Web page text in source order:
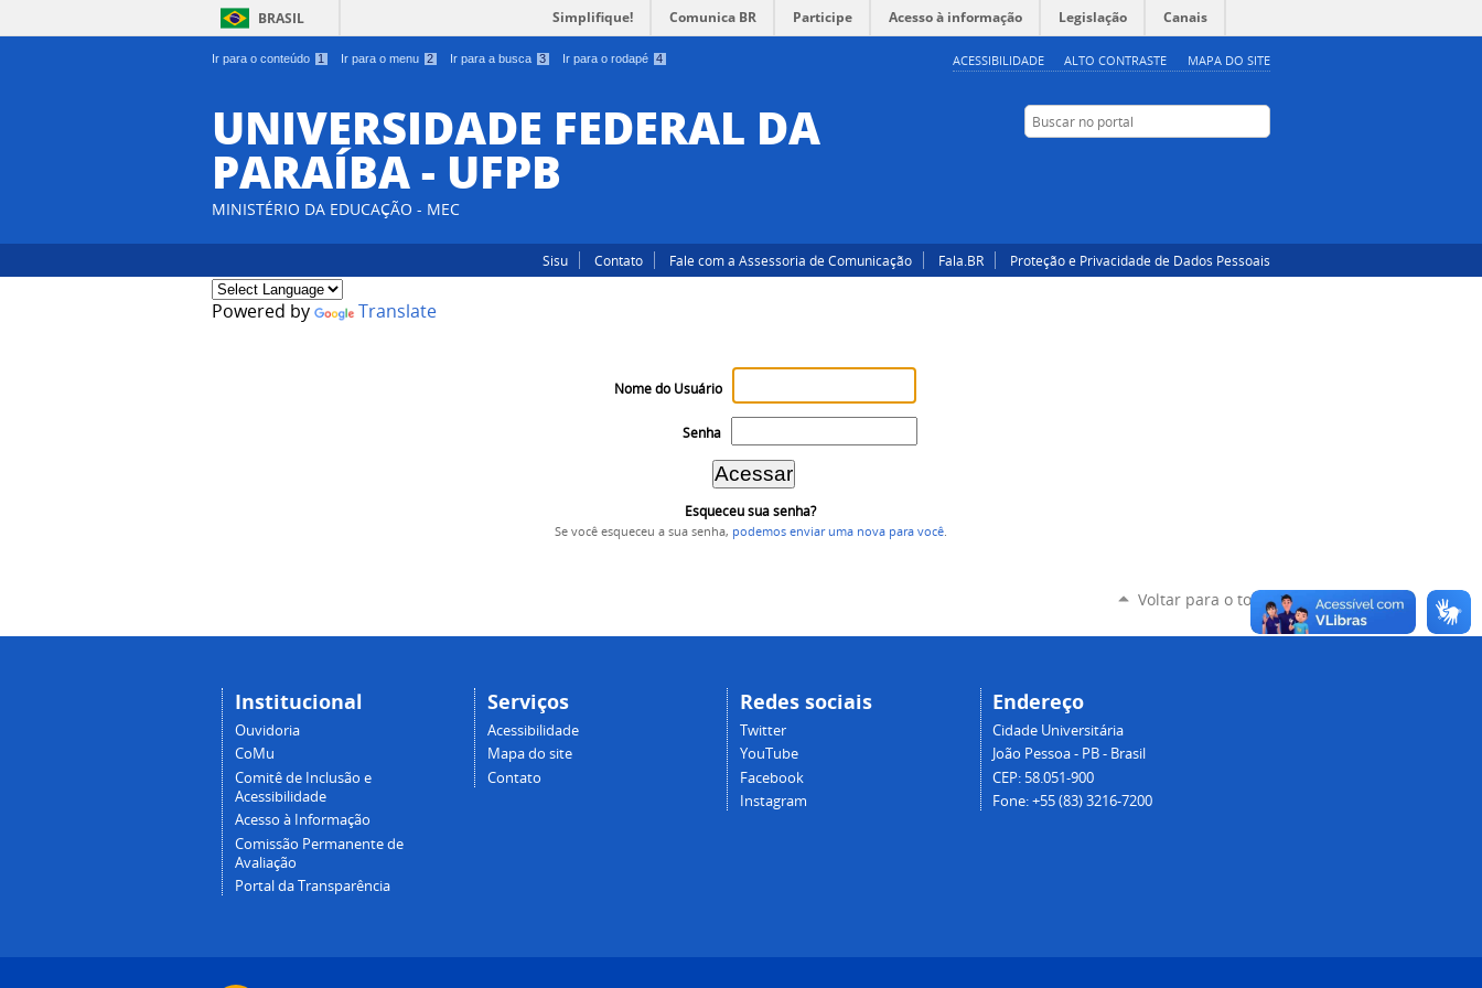
Ir para o conteúdo 1 Ir para o menu 2 Ir para a busca 3 Ir para o rodapé 4 ACESSIBILIDADE ALTO CONTRASTE MAPA DO SITE
BRASIL Simplifique! Comunica BR Participe Acesso à informação Legislação Canais
UNIVERSIDADE FEDERAL DA
PARAÍBA - UFPB
MINISTÉRIO DA EDUCAÇÃO - MEC
Buscar no portal
Sisu Contato Fale com a Assessoria de Comunicação Fala.BR Proteção e Privacidade de Dados Pessoais
Powered by Translate
Nome do Usuário
Senha
Esqueceu sua senha?
Se você esqueceu a sua senha, podemos enviar uma nova para você.
Voltar para o topo
Institucional
Ouvidoria
CoMu
Comitê de Inclusão e
Acessibilidade
Acesso à Informação
Comissão Permanente de
Avaliação
Portal da Transparência
Serviços
Acessibilidade
Mapa do site
Contato
Redes sociais
Twitter
YouTube
Facebook
Instagram
Endereço
Cidade Universitária
João Pessoa - PB - Brasil
CEP: 58.051-900
Fone: +55 (83) 3216-7200